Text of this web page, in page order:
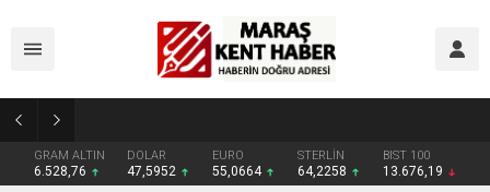
GRAM ALTIN
6.528,76
DOLAR
47,5952
EURO
55,0664
STERLİN
64,2258
BIST 100
13.676,19